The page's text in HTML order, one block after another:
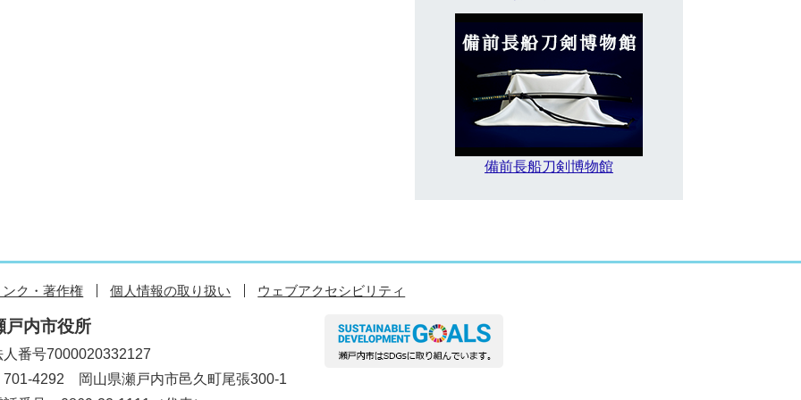
備前長船刀剣博物館
ンク・著作権 個人情報の取り扱い ウェブアクセシビリティ
戸内市役所
人番号7000020332127
701-4292 岡山県瀬戸内市邑久町尾張300-1